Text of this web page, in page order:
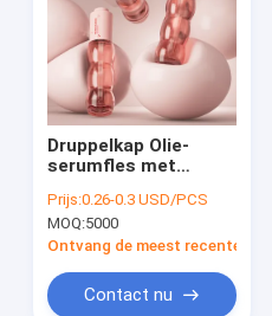
Druppelkap Olie-
serumfles met
kraag geschikt voor
huidverzorging
cosmetica en
verpakkingen
Prijs:0.26-0.3 USD/PCS
MOQ:5000
Ontvang de meest recente
Contact nu